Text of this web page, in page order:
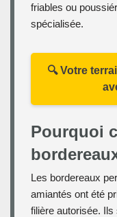
friables ou
spécialisée.
🔍 Votre
Pourquoi
Les bordereaux
amiantés ont été
filière autorisée. Ils